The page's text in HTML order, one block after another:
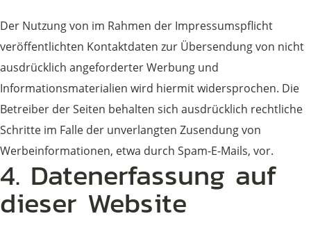
Der Nutzung von im Rahmen der Impressumspflicht
veröffentlichten Kontaktdaten zur Übersendung von nicht
ausdrücklich angeforderter Werbung und
Informationsmaterialien wird hiermit widersprochen. Die
Betreiber der Seiten behalten sich ausdrücklich rechtliche
Schritte im Falle der unverlangten Zusendung von
Werbeinformationen, etwa durch Spam-E-Mails, vor.
4. Datenerfassung auf
dieser Website